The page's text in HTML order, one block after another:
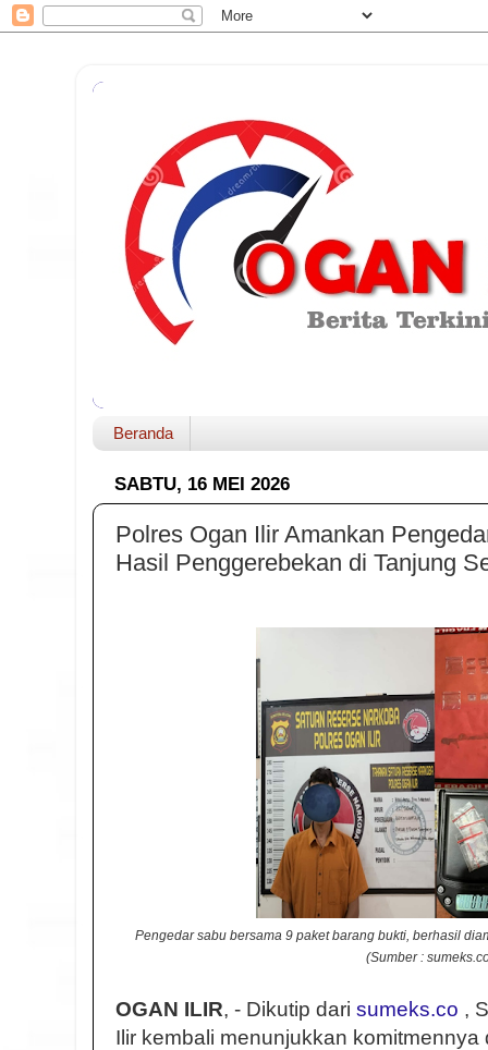
Beranda
SABTU, 16 MEI 2026
Polres Ogan Ilir Amankan
Hasil Penggerebekan di Tanjung
Pengedar sabu bersama 9 paket barang bukti, berhasil
(Sumber :
OGAN ILIR, - Dikutip dari sumeks.co ,
Ilir kembali menunjukkan